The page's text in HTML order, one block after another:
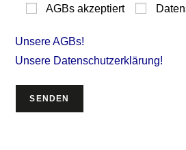
AGBs akzeptiert
Unsere AGBs!
Unsere Datenschutzerklärung!